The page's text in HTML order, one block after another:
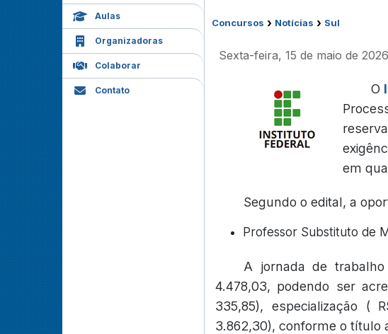
Aulas
Organizadoras
Colaborar
Contato
Concursos › Notícias › Sul
Sexta-feira, 15 de maio de 2026
O
em
Segundo o edital, a
Professor Substituto de
A jornada de
4.478,03, podendo ser
335,85), especialização (
3.862,30), conforme o título